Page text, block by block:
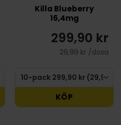
Killa Blueberry
16,4mg
299,90 kr
29,99 kr /dosa
KÖP